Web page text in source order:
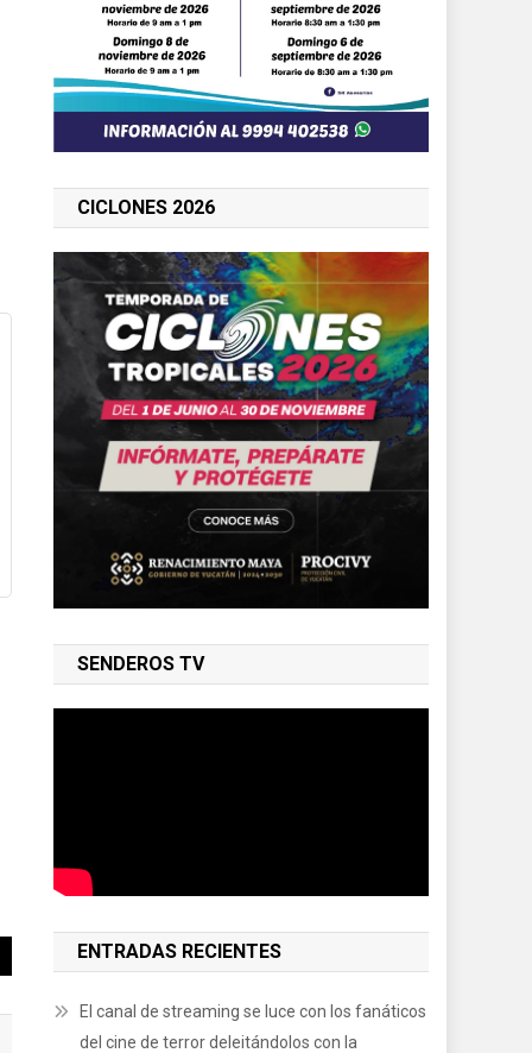
CICLONES 2026
SENDEROS TV
ENTRADAS RECIENTES
El canal de streaming se luce con los fanáticos
del cine de terror deleitándolos con la